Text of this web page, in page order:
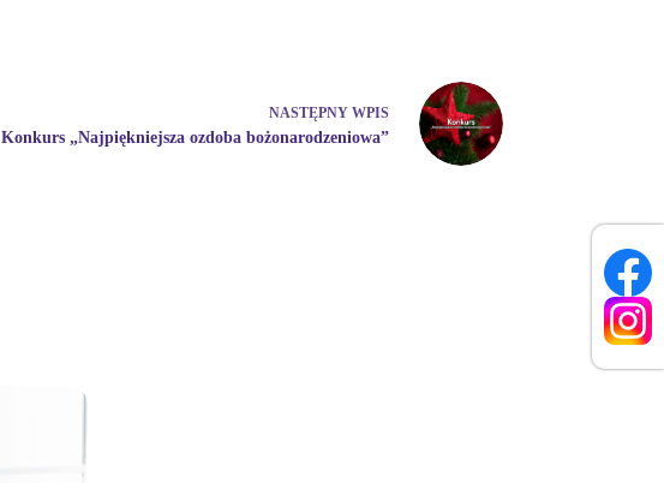
NASTĘPNY WPIS
Konkurs „Najpiękniejsza ozdoba bożonarodzeniowa”